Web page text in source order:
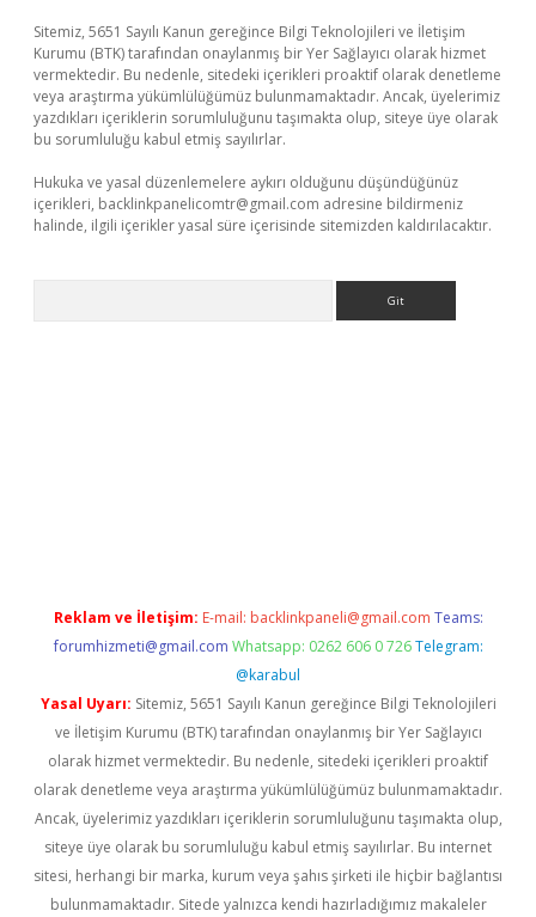
Sitemiz, 5651 Sayılı Kanun gereğince Bilgi Teknolojileri ve İletişim
Kurumu (BTK) tarafından onaylanmış bir Yer Sağlayıcı olarak hizmet
vermektedir. Bu nedenle, sitedeki içerikleri proaktif olarak denetleme
veya araştırma yükümlülüğümüz bulunmamaktadır. Ancak, üyelerimiz
yazdıkları içeriklerin sorumluluğunu taşımakta olup, siteye üye olarak
bu sorumluluğu kabul etmiş sayılırlar.
Hukuka ve yasal düzenlemelere aykırı olduğunu düşündüğünüz
içerikleri, backlinkpanelicomtr@gmail.com adresine bildirmeniz
halinde, ilgili içerikler yasal süre içerisinde sitemizden kaldırılacaktır.
Reklam ve İletişim: E-mail: backlinkpaneli@gmail.com Teams:
forumhizmeti@gmail.com Whatsapp: 0262 606 0 726 Telegram:
@karabul
Yasal Uyarı: Sitemiz, 5651 Sayılı Kanun gereğince Bilgi Teknolojileri
ve İletişim Kurumu (BTK) tarafından onaylanmış bir Yer Sağlayıcı
olarak hizmet vermektedir. Bu nedenle, sitedeki içerikleri proaktif
olarak denetleme veya araştırma yükümlülüğümüz bulunmamaktadır.
Ancak, üyelerimiz yazdıkları içeriklerin sorumluluğunu taşımakta olup,
siteye üye olarak bu sorumluluğu kabul etmiş sayılırlar. Bu internet
sitesi, herhangi bir marka, kurum veya şahıs şirketi ile hiçbir bağlantısı
bulunmamaktadır. Sitede yalnızca kendi hazırladığımız makaleler